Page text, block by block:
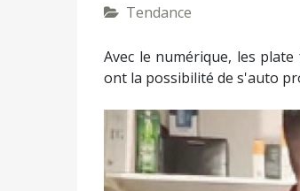
Tendance
Avec le numérique, les
ont la possibilité de s'auto